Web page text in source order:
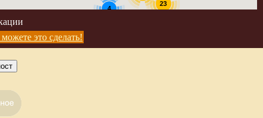
4
23
это сделать!